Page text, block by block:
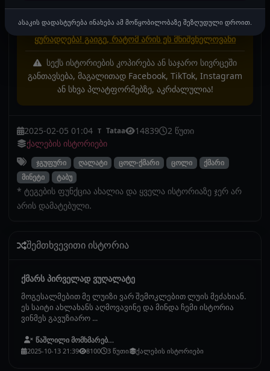
მოვლენებს ან რეალურ ფაქტებს. ნებისმიერი
დამთხვევა არის შემთხვევითი.
ყურადღება! გაიგე, რატომ არის ეს მნიშვნელოვანი
სექს ისტორიების კოპირება ან საჯარო სივრცეში
განთავსება, მაგალითად Facebook, TikTok, Instagram
ან სხვა პლატფორმებზე, აკრძალულია!
2025-02-05 01:04 T Tataa 14839
2 წუთი
ქალების ისტორიები
ჯგუფური ღალატი ცოლ-ქმარი ცოლი
ქმარი
მინეტი
ტაბუ
* ტეგების ფუნქცია ახალია და ყველა ისტორიაზე ჯერ არ
არის დამატებული.
შემთხვევითი ისტორია
ქმარს პირველად ვუღალატე
მოგესალმებით მე ლუიზი ვარ შემოკლებით ლუის მეძახიან.
ეს საიტი ახლახანს აღმოვავინე და მინდა ჩემი ისტორია
ვინმეს გავუზიარო ...
წაშლილი მომხმარებელი
2025-10-13 21:39 8100 3 წუთი ქალების ისტორიები
ასაკის დადასტურება ინახება ამ მოწყობილობაზე შეზღუდული დროით.